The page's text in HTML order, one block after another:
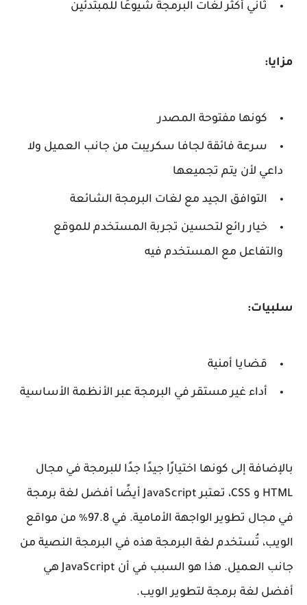
ثاني أكثر لغات البرمجة شيوعًا للمبتدئين
مزايا:
كونها مفتوحة المصدر
سرعة فائقة لجافا سكريبت من جانب العميل ولا
داعي لأن يتم تجميعها
التوافق الجيد مع لغات البرمجة الشائعة
خيار رائع لتحسين تجربة المستخدم للموقع
والتفاعل مع المستخدم فيه
سلبيات:
قضايا أمنية
أداء غير مستقر في البرمجة عبر الأنظمة الأساسية
بالإضافة إلى كونها اختيارًا جيدًا جدًا للبرمجة في مجال
HTML و CSS، تعتبر JavaScript أيضًا أفضل لغة برمجة
في مجال تطوير الواجهة الأمامية. في 97.8٪ من مواقع
الويب، تُستخدم لغة البرمجة هذه في البرمجة النصية من
جانب العميل. هذا هو السبب في أن JavaScript هي
أفضل لغة برمجة لتطوير الويب.